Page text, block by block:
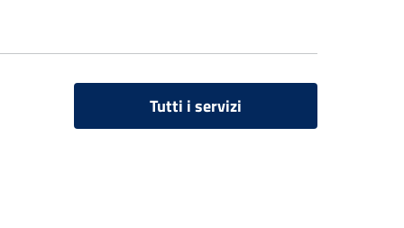
Tutti i servizi